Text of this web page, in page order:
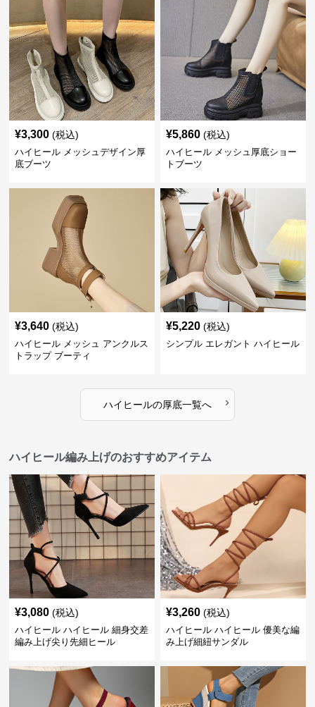
¥3,300 (税込)
ハイヒール メッシュデザイン厚
底ブーツ
¥5,860 (税込)
ハイヒール メッシュ厚底ショー
トブーツ
¥3,640 (税込)
ハイヒール メッシュ アンクルス
トラップ ブーティ
¥5,220 (税込)
シンプル エレガント ハイヒール
ハイヒールの厚底一覧へ ›
ハイヒール編み上げのおすすめアイテム
¥3,080 (税込)
ハイヒール ハイヒール 細身交差
編み上げ尖り先細ヒール
¥3,260 (税込)
ハイヒール ハイヒール 優美な編
み上げ細紐サンダル